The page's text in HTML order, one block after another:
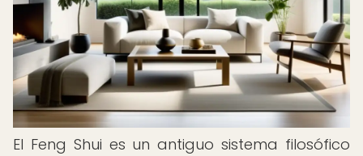
El Feng Shui es un antiguo sistema filosófico